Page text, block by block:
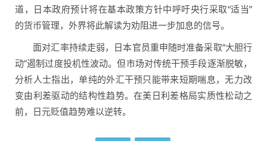
道，日本政府预计将在基本政策方针中呼吁央行采取“适当”
的货币管理，外界将此解读为劝阻进一步加息的信号。
面对汇率持续走弱，日本官员重申随时准备采取“大胆行
动”遏制过度投机性波动。但市场对传统干预手段逐渐脱敏，
分析人士指出，单纯的外汇干预只能带来短期喘息，无力改
变由利差驱动的结构性趋势。在美日利差格局实质性松动之
前，日元贬值趋势难以逆转。